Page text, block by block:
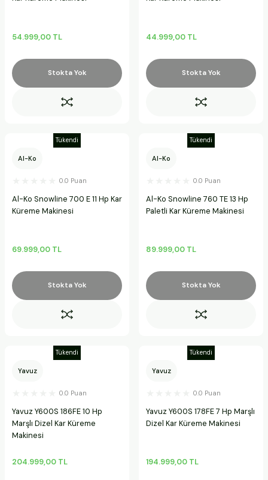
54.999,00 TL
Stokta Yok
44.999,00 TL
Stokta Yok
Tükendi
Al-Ko
0.0 Puan
Al-Ko Snowline 700 E 11 Hp Kar
Küreme Makinesi
69.999,00 TL
Stokta Yok
Tükendi
Al-Ko
0.0 Puan
Al-Ko Snowline 760 TE 13 Hp
Paletli Kar Küreme Makinesi
89.999,00 TL
Stokta Yok
Tükendi
Yavuz
0.0 Puan
Yavuz Y600S 186FE 10 Hp
Marşlı Dizel Kar Küreme
Makinesi
204.999,00 TL
Tükendi
Yavuz
0.0 Puan
Yavuz Y600S 178FE 7 Hp Marşlı
Dizel Kar Küreme Makinesi
194.999,00 TL